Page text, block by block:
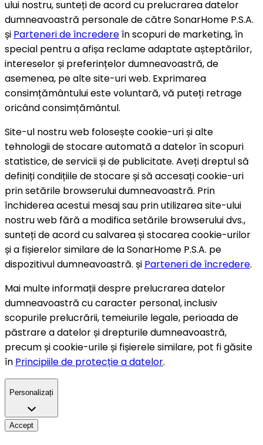
ului nostru, sunteți de acord cu prelucrarea datelor
dumneavoastră personale de către SonarHome P.S.A.
și Parteneri de încredereîn scopuri de marketing, în
special pentru a afișa reclame adaptate așteptărilor,
intereselor și preferințelor dumneavoastră, de
asemenea, pe alte site-uri web. Exprimarea
consimțământului este voluntară, vă puteți retrage
oricând consimțământul.
Site-ul nostru web folosește cookie-uri și alte
tehnologii de stocare automată a datelor în scopuri
statistice, de servicii și de publicitate. Aveți dreptul să
definiți condițiile de stocare și să accesați cookie-uri
prin setările browserului dumneavoastră. Prin
închiderea acestui mesaj sau prin utilizarea site-ului
nostru web fără a modifica setările browserului dvs.,
sunteți de acord cu salvarea și stocarea cookie-urilor
și a fișierelor similare de la SonarHome P.S.A. pe
dispozitivul dumneavoastră. și Parteneri de încredere.
Mai multe informații despre prelucrarea datelor
dumneavoastră cu caracter personal, inclusiv
scopurile prelucrării, temeiurile legale, perioada de
păstrare a datelor și drepturile dumneavoastră,
precum și cookie-urile și fișierele similare, pot fi găsite
în Principiile de protecție a datelor.
Personalizați
Accept